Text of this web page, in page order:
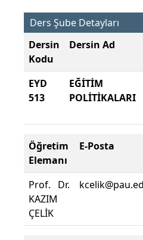
Ders Şube Detayları
Dersin
Kodu
Dersin Ad
EYD
513
EĞİTİM
POLİTİKALARI
Öğretim
Elemanı
E-Posta
Prof. Dr.
KAZIM
ÇELİK